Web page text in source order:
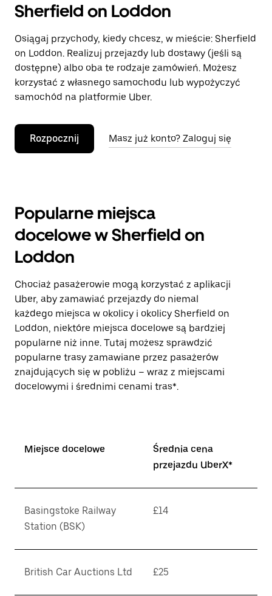
Sherfield on Loddon
Osiągaj przychody, kiedy chcesz, w mieście: Sherfield
on Loddon. Realizuj przejazdy lub dostawy (jeśli są
dostępne) albo oba te rodzaje zamówień. Możesz
korzystać z własnego samochodu lub wypożyczyć
samochód na platformie Uber.
Rozpocznij Masz już konto? Zaloguj się
Popularne miejsca
docelowe w Sherfield on
Loddon
Chociaż pasażerowie mogą korzystać z aplikacji
Uber, aby zamawiać przejazdy do niemal
każdego miejsca w okolicy i okolicy Sherfield on
Loddon, niektóre miejsca docelowe są bardziej
popularne niż inne. Tutaj możesz sprawdzić
popularne trasy zamawiane przez pasażerów
znajdujących się w pobliżu – wraz z miejscami
docelowymi i średnimi cenami tras*.
Miejsce docelowe
Średnia cena
przejazdu UberX*
Basingstoke Railway
Station (BSK)
£14
British Car Auctions Ltd £25